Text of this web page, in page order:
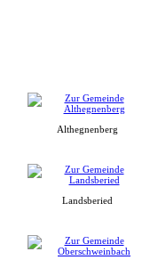
Althegnenberg
Landsberied